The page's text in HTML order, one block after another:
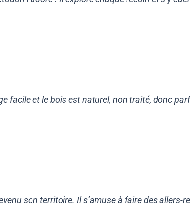
facile et le bois est naturel, non traité, donc
son territoire. Il s’amuse à faire des allers-